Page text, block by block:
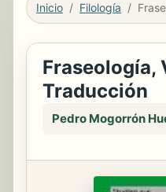
Inicio Filología
Fraseología,
Traducción
Pedro Mogorrón